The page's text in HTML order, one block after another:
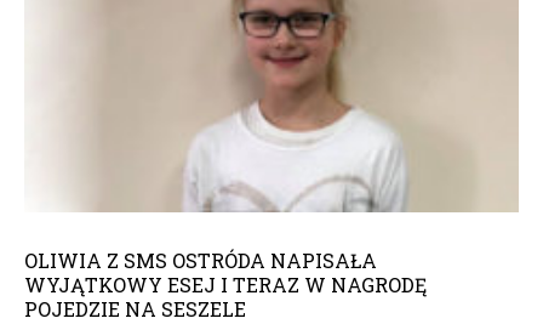
OLIWIA Z SMS OSTRÓDA NAPISAŁA
WYJĄTKOWY ESEJ I TERAZ W NAGRODĘ
POJEDZIE NA SESZELE